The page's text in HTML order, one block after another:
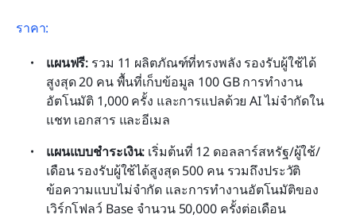
ราคา:
แผนฟรี: รวม 11 ผลิตภัณฑ์ที่ทรงพลัง รองรับผู้ใช้ได้
สูงสุด 20 คน พื้นที่เก็บข้อมูล 100 GB การทำงาน
อัตโนมัติ 1,000 ครั้ง และการแปลด้วย AI ไม่จำกัดใน
แชท เอกสาร และอีเมล
แผนแบบชำระเงิน: เริ่มต้นที่ 12 ดอลลาร์สหรัฐ/ผู้ใช้/
เดือน รองรับผู้ใช้ได้สูงสุด 500 คน รวมถึงประวัติ
ข้อความแบบไม่จำกัด และการทำงานอัตโนมัติของ
เวิร์กโฟลว์ Base จำนวน 50,000 ครั้งต่อเดือน